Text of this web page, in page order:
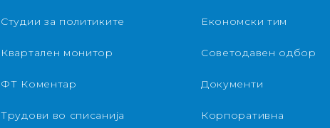
Студии за политиките
Квартален монитор
ФТ Коментар
Трудови во списанија
Економски тим
Советодавен одбор
Документи
Корпоративна